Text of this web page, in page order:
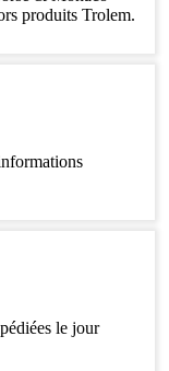
produits Trolem.
le jour